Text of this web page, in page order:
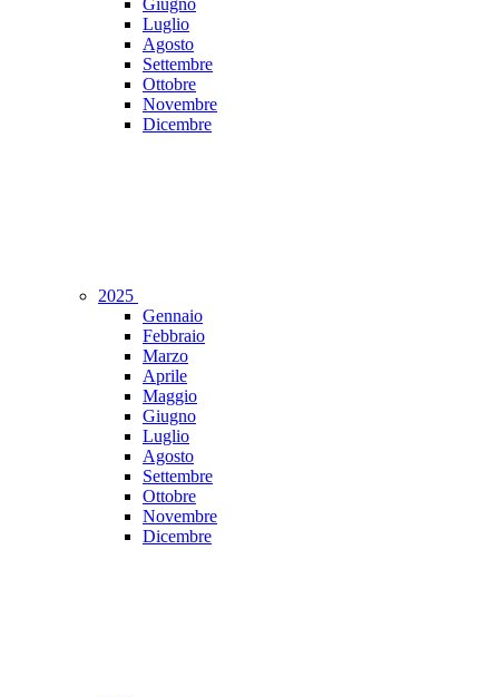
Giugno
Luglio
Agosto
Settembre
Ottobre
Novembre
Dicembre
2025
Gennaio
Febbraio
Marzo
Aprile
Maggio
Giugno
Luglio
Agosto
Settembre
Ottobre
Novembre
Dicembre